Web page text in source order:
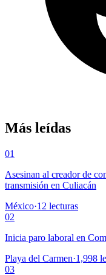
Más leídas
01
Asesinan al creador de
transmisión en Culiacán
México·12 lecturas
02
Inicia paro laboral en
Playa del Carmen·1,998
03